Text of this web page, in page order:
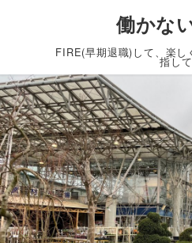
働かな
FIRE(早期退職)して、楽し
指して